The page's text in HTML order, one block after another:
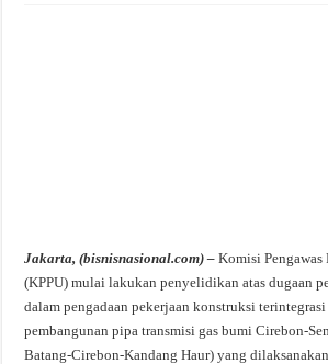
Jakarta, (bisnisnasional.com) – Komisi Pengawas
(KPPU) mulai lakukan penyelidikan atas dugaan
dalam pengadaan pekerjaan konstruksi
pembangunan pipa transmisi gas bumi Cirebon-
Batang-Cirebon-Kandang Haur) yang